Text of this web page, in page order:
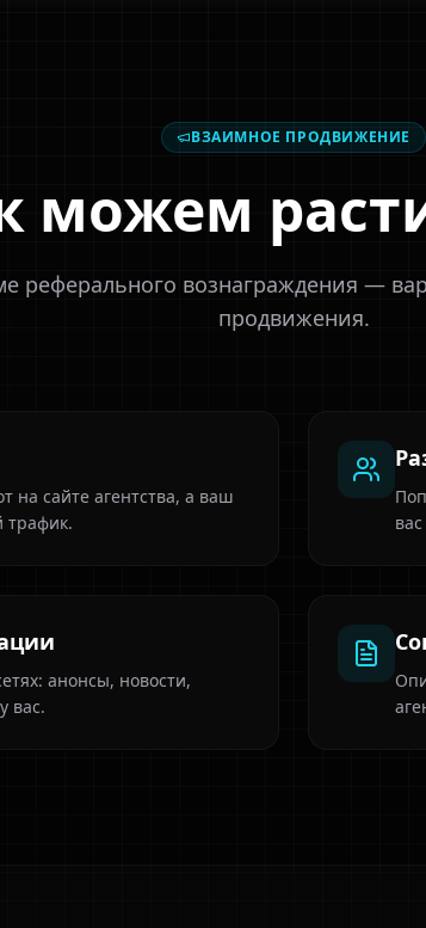
ВЗАИМНОЕ ПРОДВИЖЕНИЕ
можем
реферального вознаграждения —
продвижения.
на сайте агентства, а ваш
трафик.
анонсы, новости,
вас.